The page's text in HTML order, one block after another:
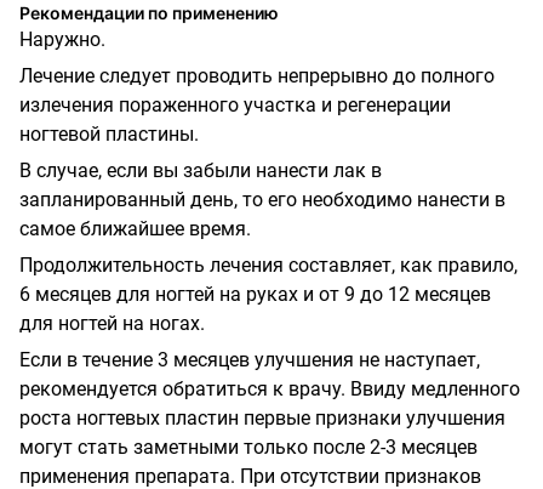
Рекомендации по применению
Наружно.
Лечение следует проводить непрерывно до полного
излечения пораженного участка и регенерации
ногтевой пластины.
В случае, если вы забыли нанести лак в
запланированный день, то его необходимо нанести в
самое ближайшее время.
Продолжительность лечения составляет, как правило,
6 месяцев для ногтей на руках и от 9 до 12 месяцев
для ногтей на ногах.
Если в течение 3 месяцев улучшения не наступает,
рекомендуется обратиться к врачу. Ввиду медленного
роста ногтевых пластин первые признаки улучшения
могут стать заметными только после 2-3 месяцев
применения препарата. При отсутствии признаков